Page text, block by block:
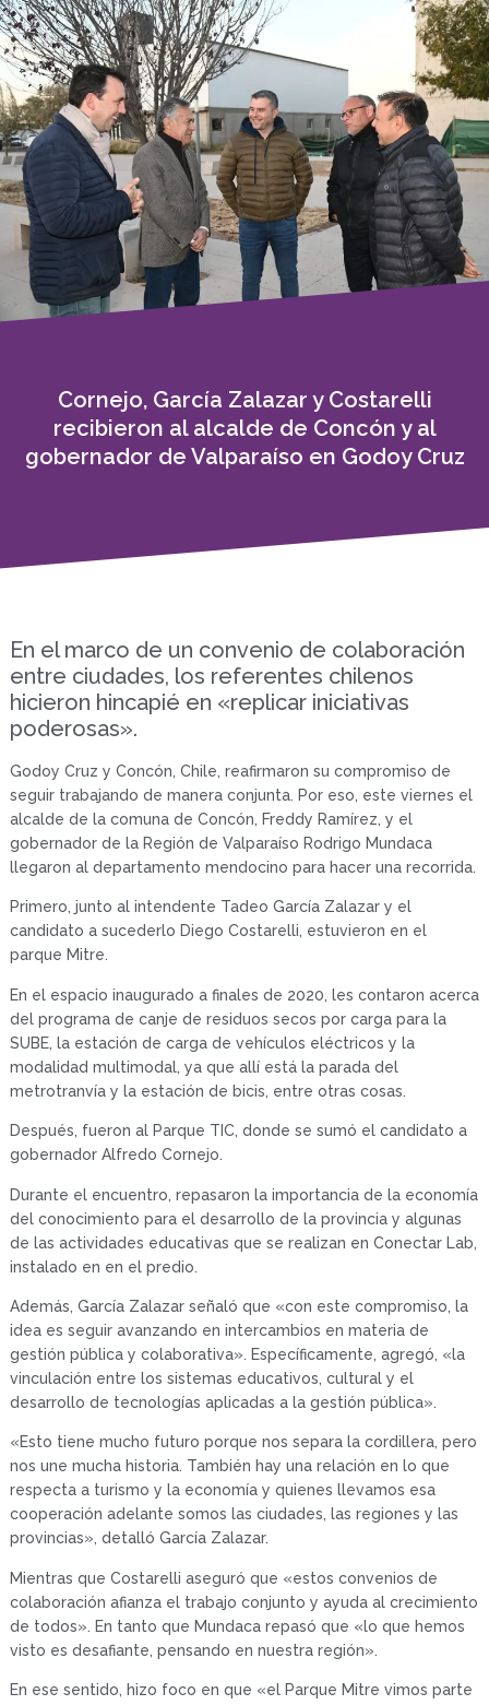
Cornejo, García Zalazar y Costarelli
recibieron al alcalde de Concón y al
gobernador de Valparaíso en Godoy Cruz
En el marco de un convenio de colaboración
entre ciudades, los referentes chilenos
hicieron hincapié en «replicar iniciativas
poderosas».
Godoy Cruz y Concón, Chile, reafirmaron su compromiso de
seguir trabajando de manera conjunta. Por eso, este viernes el
alcalde de la comuna de Concón, Freddy Ramírez, y el
gobernador de la Región de Valparaíso Rodrigo Mundaca
llegaron al departamento mendocino para hacer una recorrida.
Primero, junto al intendente Tadeo García Zalazar y el
candidato a sucederlo Diego Costarelli, estuvieron en el
parque Mitre.
En el espacio inaugurado a finales de 2020, les contaron acerca
del programa de canje de residuos secos por carga para la
SUBE, la estación de carga de vehículos eléctricos y la
modalidad multimodal, ya que allí está la parada del
metrotranvía y la estación de bicis, entre otras cosas.
Después, fueron al Parque TIC, donde se sumó el candidato a
gobernador Alfredo Cornejo.
Durante el encuentro, repasaron la importancia de la economía
del conocimiento para el desarrollo de la provincia y algunas
de las actividades educativas que se realizan en Conectar Lab,
instalado en en el predio.
Además, García Zalazar señaló que «con este compromiso, la
idea es seguir avanzando en intercambios en materia de
gestión pública y colaborativa». Específicamente, agregó, «la
vinculación entre los sistemas educativos, cultural y el
desarrollo de tecnologías aplicadas a la gestión pública».
«Esto tiene mucho futuro porque nos separa la cordillera, pero
nos une mucha historia. También hay una relación en lo que
respecta a turismo y la economía y quienes llevamos esa
cooperación adelante somos las ciudades, las regiones y las
provincias», detalló García Zalazar.
Mientras que Costarelli aseguró que «estos convenios de
colaboración afianza el trabajo conjunto y ayuda al crecimiento
de todos». En tanto que Mundaca repasó que «lo que hemos
visto es desafiante, pensando en nuestra región».
En ese sentido, hizo foco en que «el Parque Mitre vimos parte